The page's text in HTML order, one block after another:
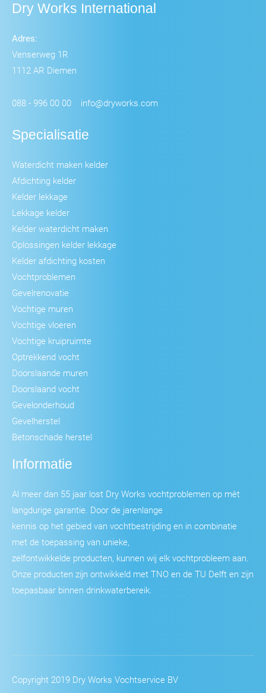
Dry Works International
Adres:
Venserweg 1R
1112 AR Diemen
088 - 996 00 00 info@dryworks.com
Specialisatie
Waterdicht maken kelder
Afdichting kelder
Kelder lekkage
Lekkage kelder
Kelder waterdicht maken
Oplossingen kelder lekkage
Kelder afdichting kosten
Vochtproblemen
Gevelrenovatie
Vochtige muren
Vochtige vloeren
Vochtige kruipruimte
Optrekkend vocht
Doorslaande muren
Doorslaand vocht
Gevelonderhoud
Gevelherstel
Betonschade herstel
Informatie
Al meer dan 55 jaar lost Dry Works vochtproblemen op mèt
langdurige garantie. Door de jarenlange
kennis op het gebied van vochtbestrijding en in combinatie
met de toepassing van unieke,
zelfontwikkelde producten, kunnen wij elk vochtprobleem aan.
Onze producten zijn ontwikkeld met TNO en de TU Delft en zijn
toepasbaar binnen drinkwaterbereik.
Copyright 2019 Dry Works Vochtservice BV